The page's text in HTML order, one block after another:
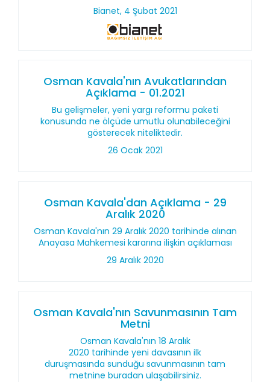
Bianet, 4 Şubat 2021
Osman Kavala'nın Avukatlarından
Açıklama - 01.2021
Bu gelişmeler, yeni yargı reformu paketi
konusunda ne ölçüde umutlu olunabileceğini
gösterecek niteliktedir.
26 Ocak 2021
Osman Kavala'dan Açıklama - 29
Aralık 2020
Osman Kavala'nın 29 Aralık 2020 tarihinde alınan
Anayasa Mahkemesi kararına ilişkin açıklaması
29 Aralık 2020
Osman Kavala'nın Savunmasının Tam
Metni
Osman Kavala'nın 18 Aralık
2020 tarihinde yeni davasının ilk
duruşmasında sunduğu savunmasının tam
metnine buradan ulaşabilirsiniz.